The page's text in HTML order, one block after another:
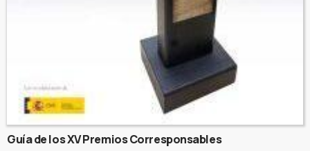
Guía de los XV Premios Corresponsables